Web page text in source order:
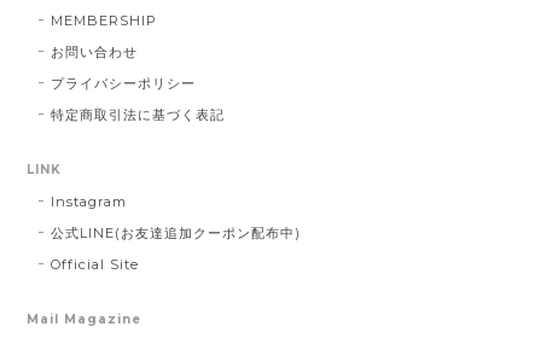
MEMBERSHIP
お問い合わせ
プライバシーポリシー
特定商取引法に基づく表記
LINK
Instagram
公式LINE(お友達追加クーポン配布中)
Official Site
Mail Magazine